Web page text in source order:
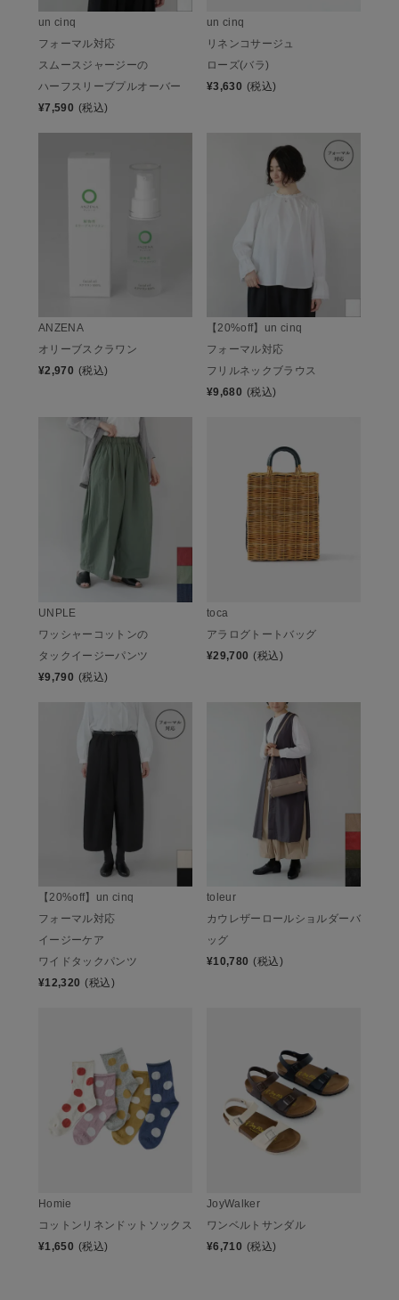
un cinq
フォーマル対応
スムースジャージーの
ハーフスリーブプルオーバー
¥7,590 (税込)
un cinq
リネンコサージュ
ローズ(バラ)
¥3,630 (税込)
ANZENA
オリーブスクラワン
¥2,970 (税込)
【20%off】un cinq
フォーマル対応
フリルネックブラウス
¥9,680 (税込)
UNPLE
ワッシャーコットンの
タックイージーパンツ
¥9,790 (税込)
toca
アラログトートバッグ
¥29,700 (税込)
【20%off】un cinq
フォーマル対応
イージーケア
ワイドタックパンツ
¥12,320 (税込)
toleur
カウレザーロールショルダーバ
ッグ
¥10,780 (税込)
Homie
コットンリネンドットソックス
¥1,650 (税込)
JoyWalker
ワンベルトサンダル
¥6,710 (税込)